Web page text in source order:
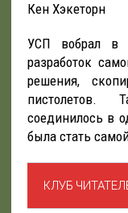
Кен Хэкеторн
УСП вобрал в
разработок
решения,
пистолетов.
соединилось в
была стать
КЛУБ